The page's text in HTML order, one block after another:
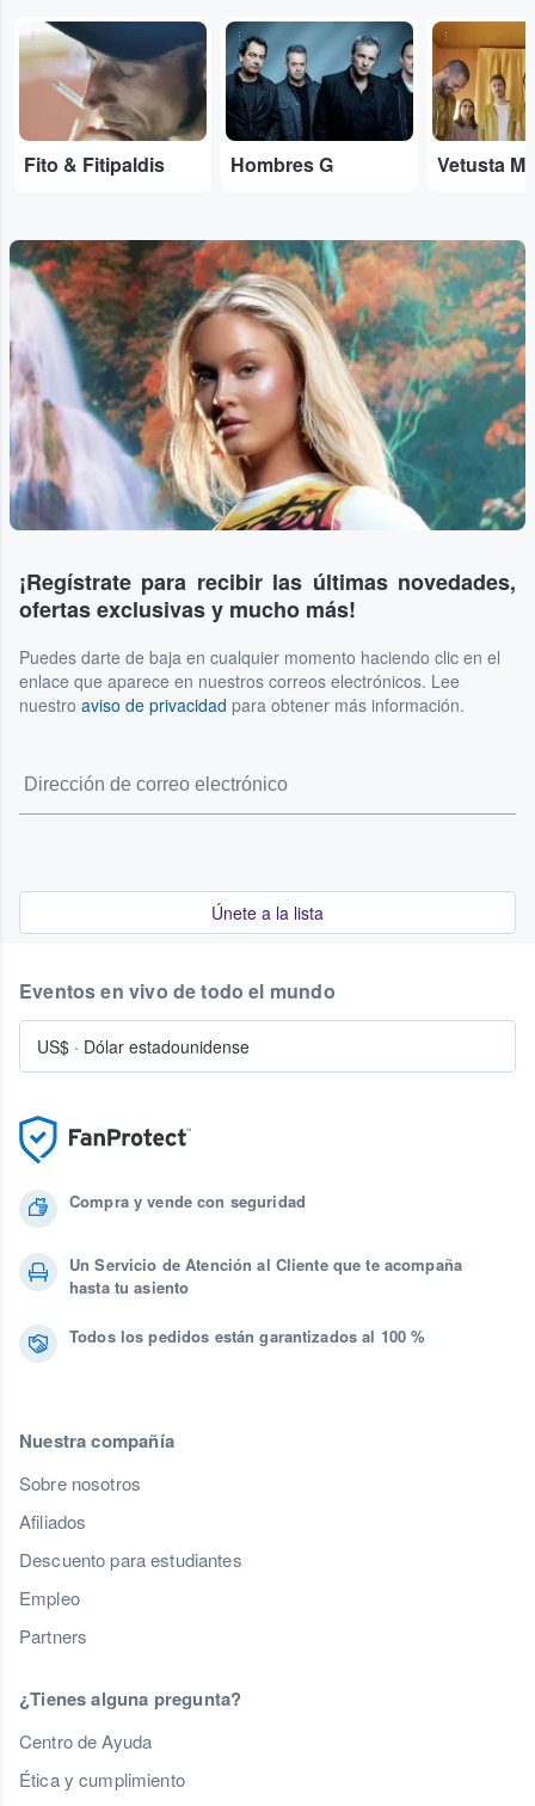
...
Fito & Fitipaldis
...
Hombres G
...
Vetusta
¡Regístrate para recibir las últimas novedades,
ofertas exclusivas y mucho más!
Puedes darte de baja en cualquier momento haciendo clic en el
enlace que aparece en nuestros correos electrónicos. Lee
nuestro aviso de privacidad para obtener más información.
Únete a la lista
Compra y vende con seguridad
Un Servicio de Atención al Cliente que te acompaña
hasta tu asiento
Todos los pedidos están garantizados al 100 %
Nuestra compañía
Sobre nosotros
Afiliados
Descuento para estudiantes
Empleo
Partners
¿Tienes alguna pregunta?
Centro de Ayuda
Ética y cumplimiento
Eventos en vivo de todo el mundo
US$ · Dólar estadounidense